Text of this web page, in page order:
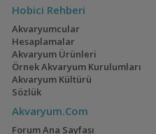
Hobici Rehberi
Akvaryumcular
Hesaplamalar
Akvaryum Ürünleri
Örnek Akvaryum Kurulumları
Akvaryum Kültürü
Sözlük
Akvaryum.Com
Forum Ana Sayfası